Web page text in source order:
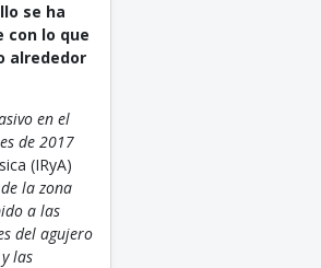
se ha
con lo que
alrededor
en el
de 2017
(IRyA)
la zona
a las
del agujero
las